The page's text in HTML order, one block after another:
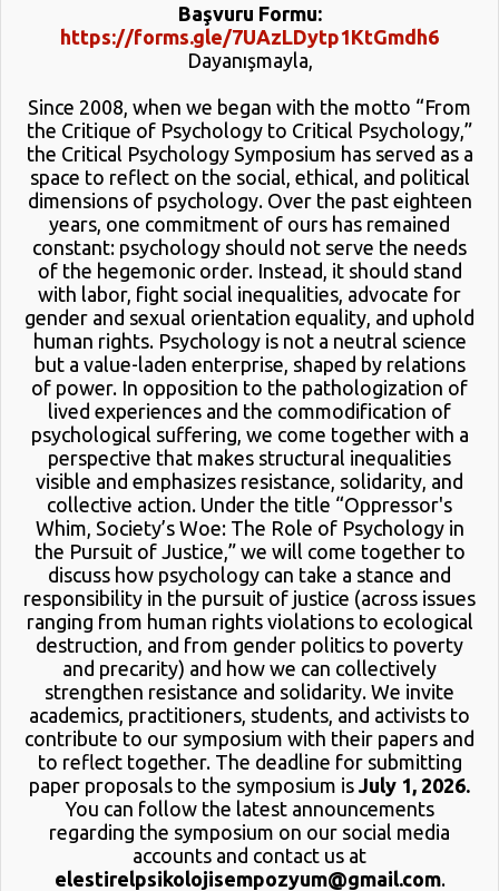
Başvuru Formu:
https://forms.gle/7UAzLDytp1KtGmdh6
Dayanışmayla,
Since 2008, when we began with the motto “From
the Critique of Psychology to Critical Psychology,”
the Critical Psychology Symposium has served as a
space to reflect on the social, ethical, and political
dimensions of psychology. Over the past eighteen
years, one commitment of ours has remained
constant: psychology should not serve the needs
of the hegemonic order. Instead, it should stand
with labor, fight social inequalities, advocate for
gender and sexual orientation equality, and uphold
human rights. Psychology is not a neutral science
but a value-laden enterprise, shaped by relations
of power. In opposition to the pathologization of
lived experiences and the commodification of
psychological suffering, we come together with a
perspective that makes structural inequalities
visible and emphasizes resistance, solidarity, and
collective action. Under the title “Oppressor's
Whim, Society’s Woe: The Role of Psychology in
the Pursuit of Justice,” we will come together to
discuss how psychology can take a stance and
responsibility in the pursuit of justice (across issues
ranging from human rights violations to ecological
destruction, and from gender politics to poverty
and precarity) and how we can collectively
strengthen resistance and solidarity. We invite
academics, practitioners, students, and activists to
contribute to our symposium with their papers and
to reflect together. The deadline for submitting
paper proposals to the symposium is July 1, 2026.
You can follow the latest announcements
regarding the symposium on our social media
accounts and contact us at
elestirelpsikolojisempozyum@gmail.com.